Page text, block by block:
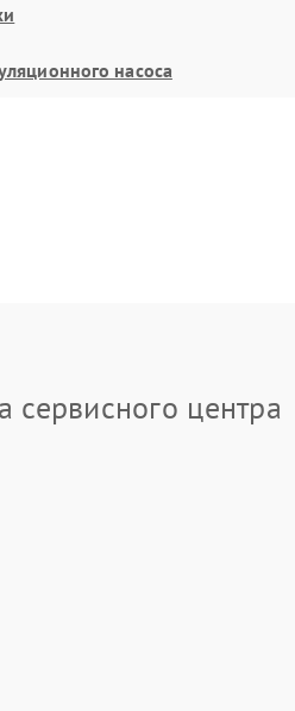
насоса
сервисного центра